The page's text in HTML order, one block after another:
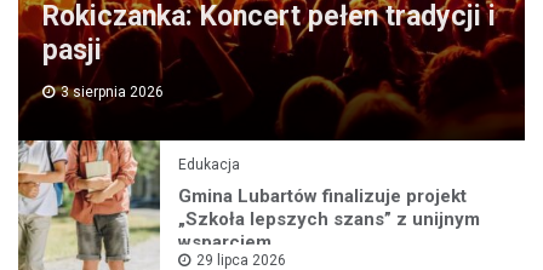
Rokiczanka: Koncert pełen tradycji i
pasji
3 sierpnia 2026
Edukacja
Gmina Lubartów finalizuje projekt
„Szkoła lepszych szans” z unijnym
wsparciem
29 lipca 2026